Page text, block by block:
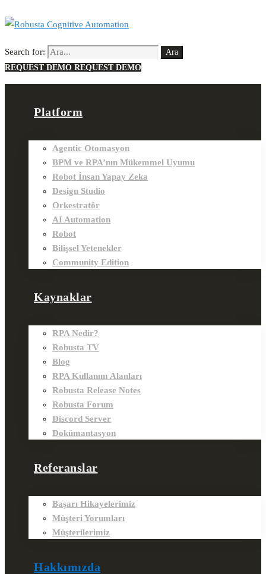
Search for:
Ara
REQUEST DEMO REQUEST DEMO
Platform
Agentic Otomasyon
BPM ve RPA’nın Mükemmel Uyumu
Robot İnsan Yapay Zeka
Design Studio
Orkestratör
AI Automation
Robot
Bilişsel Yetenekler
Community Edition
Kaynaklar
RPA Nedir?
Robusta TV
Blog
RPA Kullanım Alanları
Robusta Release Notes
Robusta Forum
Discord Server
Dokümantasyon
Referanslar
Başarı Hikayelerimiz
Müşteri Yorumları
Müşterilerimiz
Hakkımızda